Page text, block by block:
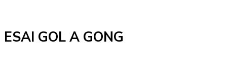
ESAI GOL A GONG